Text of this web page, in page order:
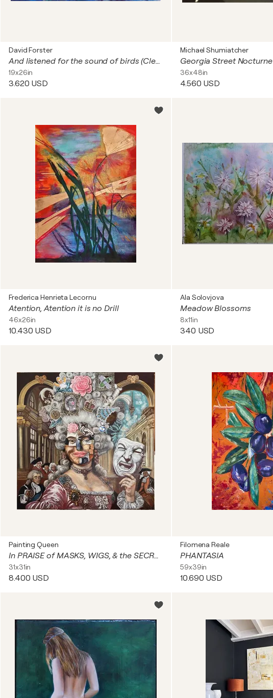
David Forster
And listened for the sound of birds (Clermont Ferrand, France).
19x26in
3.620 USD
Michael Shumiatcher
Georgia Street Nocturne
36x48in
4.560 USD
Frederica Henrieta Lecornu
Atention, Atention it is no Drill
46x26in
10.430 USD
Ala Solovjova
Meadow Blossoms
8x11in
340 USD
Painting Queen
In PRAISE of MASKS, WIGS, & the SECRETS THEY KEEP
31x31in
8.400 USD
Filomena Reale
PHANTASIA
59x39in
10.690 USD